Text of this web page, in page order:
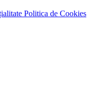
Politica de Cookies